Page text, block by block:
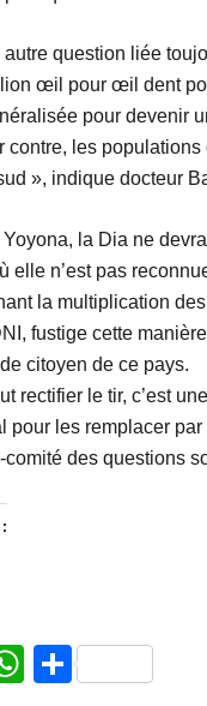
autre question liée
œil pour œil dent
pour devenir
contre, les
», indique docteur
Yoyona, la Dia ne
elle n’est pas
la multiplication
fustige cette
citoyen de ce pays.
rectifier le tir, c’est
pour les remplacer
comité des questions
WhatsApp
Partager